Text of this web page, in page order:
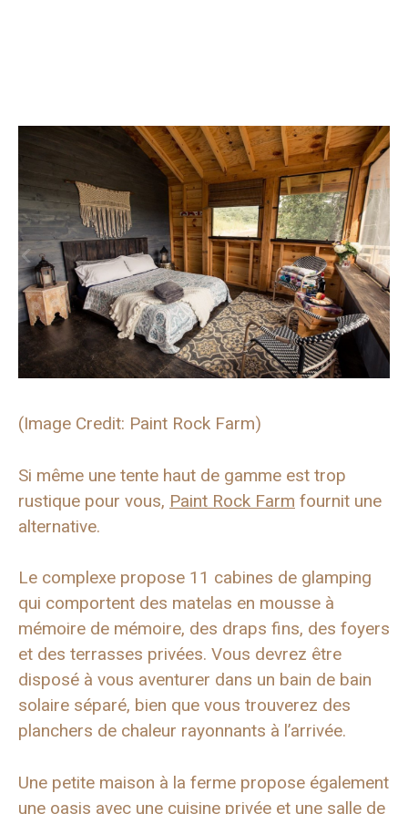
(Image Credit: Paint Rock Farm)
Si même une tente haut de gamme est trop
rustique pour vous, Paint Rock Farm fournit une
alternative.
Le complexe propose 11 cabines de glamping
qui comportent des matelas en mousse à
mémoire de mémoire, des draps fins, des foyers
et des terrasses privées. Vous devrez être
disposé à vous aventurer dans un bain de bain
solaire séparé, bien que vous trouverez des
planchers de chaleur rayonnants à l’arrivée.
Une petite maison à la ferme propose également
une oasis avec une cuisine privée et une salle de